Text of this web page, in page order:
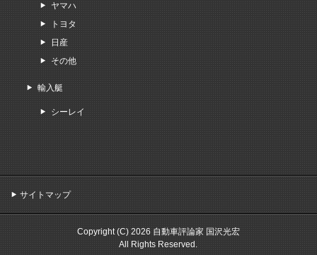
ヤマハ
トヨタ
日産
その他
輸入艇
シーレイ
サイトマップ
Copyright (C) 2026 自動車評論家 国沢光宏
All Rights Reserved.